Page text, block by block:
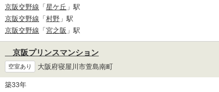
京阪交野線 「星ケ丘 」駅
京阪交野線 「村野 」駅
京阪交野線 「宮之阪 」駅
京阪プリンスマンション
空室あり 大阪府寝屋川市萱島南町
築33年